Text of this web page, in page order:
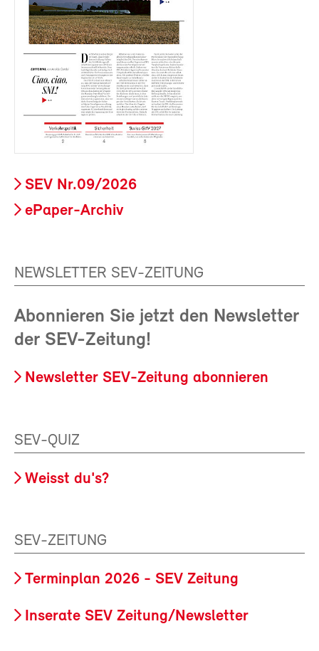
SEV Nr.09/2026
ePaper-Archiv
NEWSLETTER SEV-ZEITUNG
Abonnieren Sie jetzt den Newsletter
der SEV-Zeitung!
Newsletter SEV-Zeitung abonnieren
SEV-QUIZ
Weisst du's?
SEV-ZEITUNG
Terminplan 2026 - SEV Zeitung
Inserate SEV Zeitung/Newsletter